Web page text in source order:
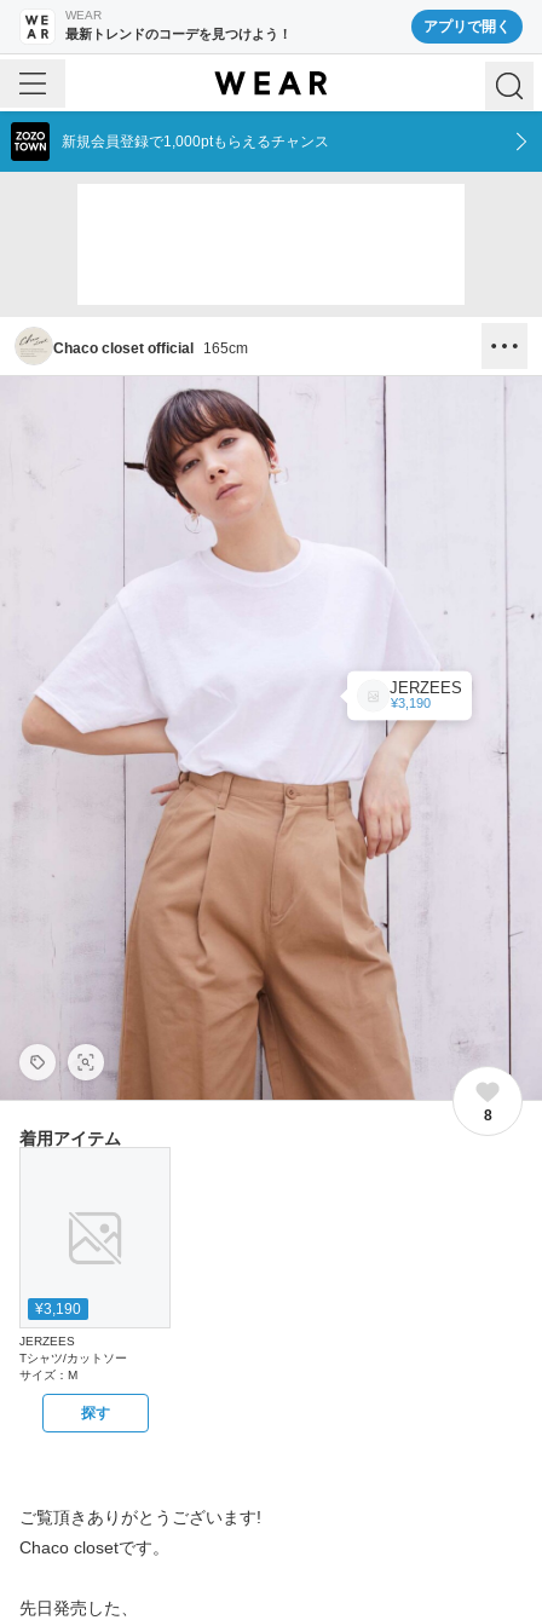
WEAR
最新トレンドのコーデを見つけよう！ アプリで開く
新規会員登録で1,000ptもらえるチャンス
Chaco closet official 165cm
JERZEES
¥3,190
8
着用アイテム
¥3,190
JERZEES
Tシャツ/カットソー
サイズ： M
探す
ご覧頂きありがとうございます!
Chaco closetです。
先日発売した、